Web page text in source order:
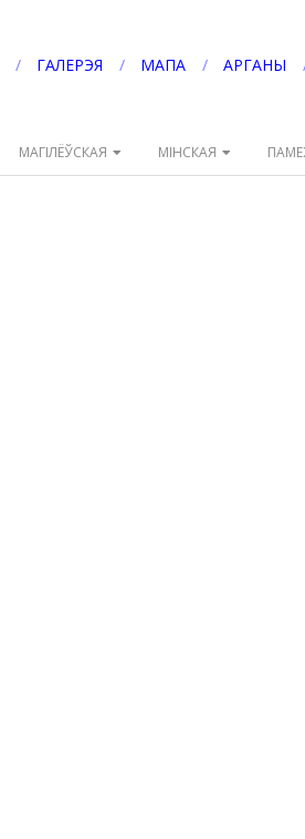
ГАЛЕРЭЯ МАПА АРГАНЫ
МАГІЛЁЎСКАЯ МІНСКАЯ